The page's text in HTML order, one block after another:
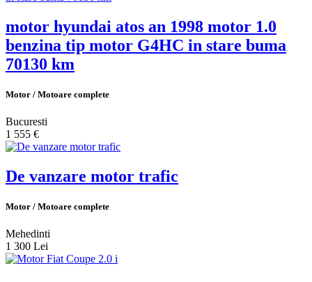
motor hyundai atos an 1998 motor 1.0
benzina tip motor G4HC in stare buma
70130 km
Motor / Motoare complete
Bucuresti
1 555 €
De vanzare motor trafic
Motor / Motoare complete
Mehedinti
1 300 Lei